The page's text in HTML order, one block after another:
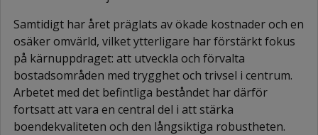
Samtidigt har året präglats av ökade kostnader och en
osäker omvärld, vilket ytterligare har förstärkt fokus
på kärnuppdraget: att utveckla och förvalta
bostadsområden med trygghet och trivsel i centrum.
Arbetet med det befintliga beståndet har därför
fortsatt att vara en central del i att stärka
boendekvaliteten och den långsiktiga robustheten.